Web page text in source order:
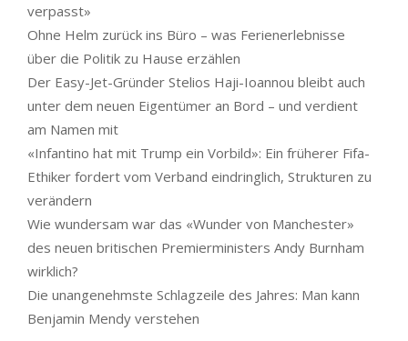
verpasst»
Ohne Helm zurück ins Büro – was Ferienerlebnisse
über die Politik zu Hause erzählen
Der Easy-Jet-Gründer Stelios Haji-Ioannou bleibt auch
unter dem neuen Eigentümer an Bord – und verdient
am Namen mit
«Infantino hat mit Trump ein Vorbild»: Ein früherer Fifa-
Ethiker fordert vom Verband eindringlich, Strukturen zu
verändern
Wie wundersam war das «Wunder von Manchester»
des neuen britischen Premierministers Andy Burnham
wirklich?
Die unangenehmste Schlagzeile des Jahres: Man kann
Benjamin Mendy verstehen